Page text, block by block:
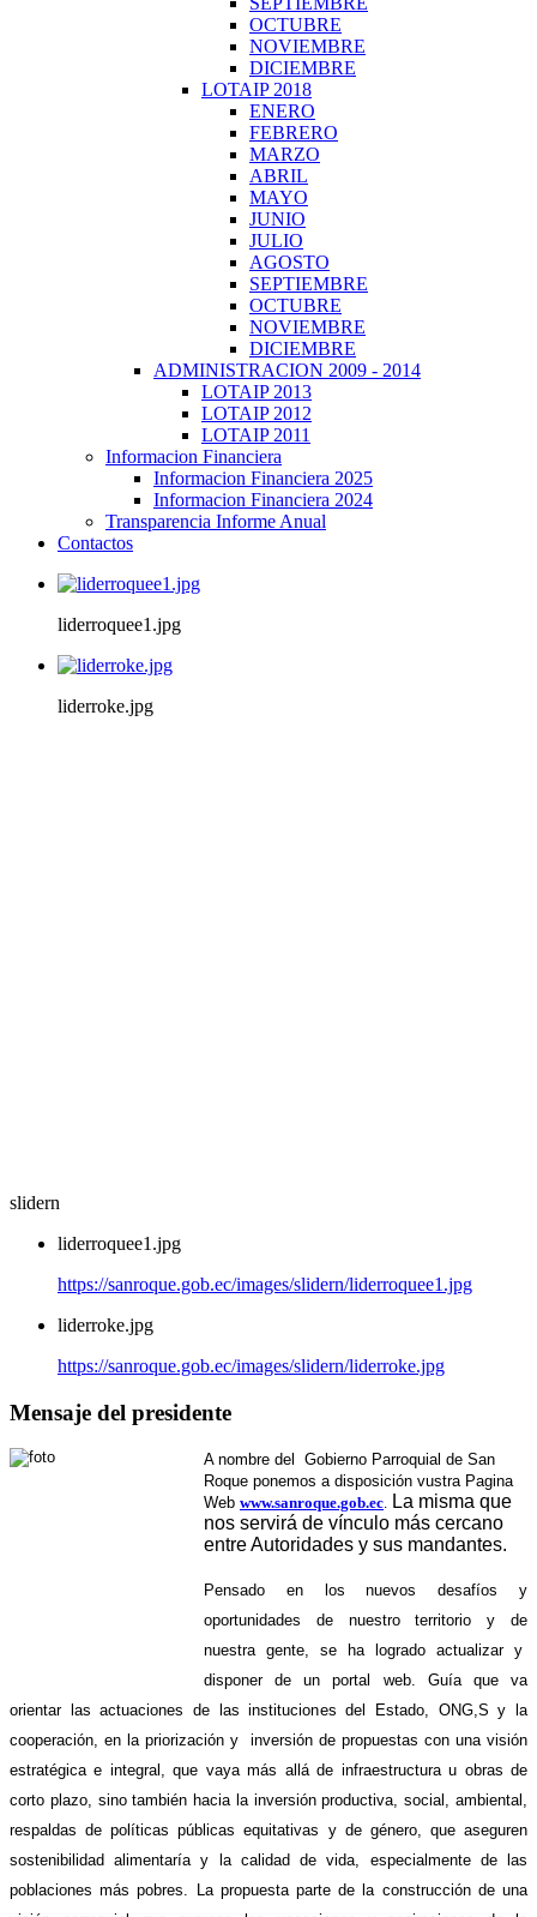
OCTUBRE
NOVIEMBRE
DICIEMBRE
LOTAIP 2018
ENERO
FEBRERO
MARZO
ABRIL
MAYO
JUNIO
JULIO
AGOSTO
SEPTIEMBRE
OCTUBRE
NOVIEMBRE
DICIEMBRE
ADMINISTRACION 2009 - 2014
LOTAIP 2013
LOTAIP 2012
LOTAIP 2011
Informacion Financiera
Informacion Financiera 2025
Informacion Financiera 2024
Transparencia Informe Anual
Contactos
liderroquee1.jpg
liderroke.jpg
slidern
liderroquee1.jpg
https://sanroque.gob.ec/images/slidern/liderroquee1.jpg
liderroke.jpg
https://sanroque.gob.ec/images/slidern/liderroke.jpg
Mensaje del presidente
A nombre del Gobierno Parroquial de San
Roque ponemos a disposición vustra Pagina
Web www.sanroque.gob.ec. La misma que
nos servirá de vínculo más cercano
entre Autoridades y sus mandantes.
Pensado en los nuevos desafíos y
oportunidades de nuestro territorio y de
nuestra gente, se ha logrado actualizar y
disponer de un portal web. Guía que va
orientar las actuaciones de las instituciones del Estado, ONG,S y la
cooperación, en la priorización y inversión de propuestas con una visión
estratégica e integral, que vaya más allá de infraestructura u obras de
corto plazo, sino también hacia la inversión productiva, social, ambiental,
respaldas de políticas públicas equitativas y de género, que aseguren
sostenibilidad alimentaría y la calidad de vida, especialmente de las
poblaciones más pobres. La propuesta parte de la construcción de una